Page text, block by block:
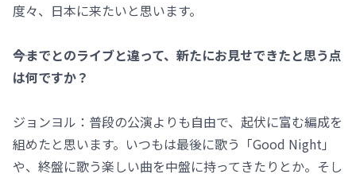
度々、日本に来たいと思います。
――今までとのライブと違って、新たにお見せできたと思う点
は何ですか？
ジョンヨル：普段の公演よりも自由で、起伏に富む編成を
組めたと思います。いつもは最後に歌う「Good Night」
や、終盤に歌う楽しい曲を中盤に持ってきたりとか。そし